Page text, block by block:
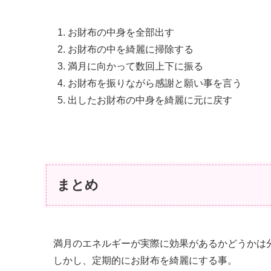
お財布の中身を全部出す
お財布の中を綺麗に掃除する
満月に向かって数回上下に振る
お財布を振りながら感謝と願い事を言う
出したお財布の中身を綺麗に元に戻す
まとめ
満月のエネルギーが実際に効果があるかどうかは
しかし、定期的にお財布を綺麗にする事。